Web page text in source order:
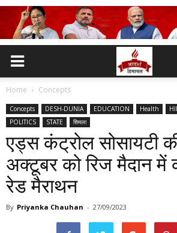
Home Concepts
Concepts DESH-DUNIA EDUCATION Health
POLITICS
STATE शिमला
एड्स कंट्रोल सोसायटी
अक्टूबर को रिज मैदान में
रेड मैराथन
By Priyanka Chauhan - 27/09/2023